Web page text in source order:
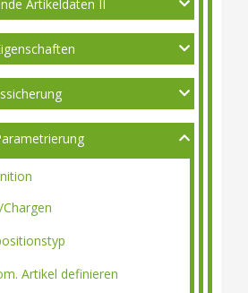
Artikeldaten II
Artikel definieren